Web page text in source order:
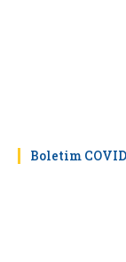
Boletim